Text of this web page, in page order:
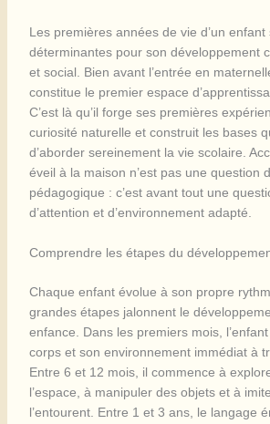
Les premières années de vie d’un enfant
déterminantes pour son développement
et social. Bien avant l’entrée en
constitue le premier espace
C’est là qu’il forge ses premières
curiosité naturelle et construit les bases
d’aborder sereinement la vie scolaire.
éveil à la maison n’est pas une question
pédagogique : c’est avant tout une
d’attention et d’environnement adapté.
Comprendre les étapes du
Chaque enfant évolue à son propre
grandes étapes jalonnent le
enfance. Dans les premiers mois,
corps et son environnement immédiat à
Entre 6 et 12 mois, il commence à
l’espace, à manipuler des objets et à
l’entourent. Entre 1 et 3 ans, le langage